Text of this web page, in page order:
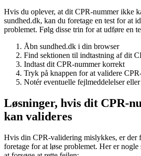
Hvis du oplever, at dit CPR-nummer ikke
sundhed.dk, kan du foretage en test for at
problemet. Følg disse trin for at udføre en
Åbn sundhed.dk i din browser
Find sektionen til indtastning af dit
Indtast dit CPR-nummer korrekt
Tryk på knappen for at validere
Notér eventuelle fejlmeddelelser
Løsninger, hvis dit CPR-
kan valideres
Hvis din CPR-validering mislykkes, er der
foretage for at løse problemet. Her er